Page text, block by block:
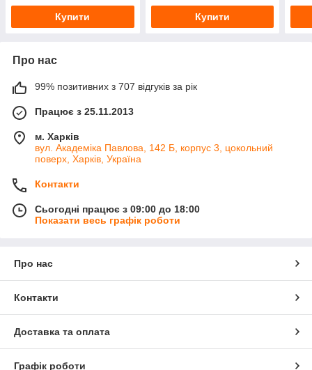
Купити Купити
Про нас
99% позитивних з 707 відгуків за рік
Працює з 25.11.2013
м. Харків
вул. Академіка Павлова, 142 Б, корпус 3, цокольний
поверх, Харків, Україна
Контакти
Сьогодні працює з 09:00 до 18:00
Показати весь графік роботи
Про нас
Контакти
Доставка та оплата
Графік роботи